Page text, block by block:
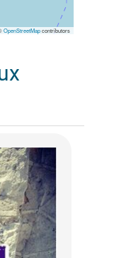
OpenStreetMapcontributors